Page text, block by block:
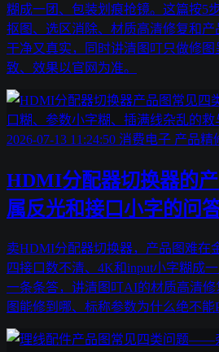
糊成一团、包装划痕抢镜。这篇按5
抠图、选区消除、材质高清修复和
干净又真实，同时讲清图叮只做修
致、效果以官网为准。
2026-07-13 11:24:50 消费电子 产品精
HDMI分配器切换器的
属反光和接口小字的问
卖HDMI分配器切换器，产品图难在
四接口数不清、4K和input小字糊成
一条条答，讲清图叮AI的材质高清
图能修到哪、标称参数为什么绝不能